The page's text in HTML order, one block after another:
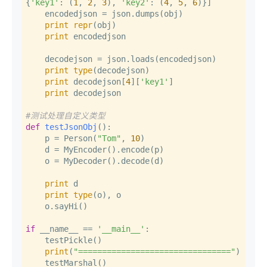
{ 'key1' : ( 1 , 2 , 3), 'key2' : (4, 5, 6)}]
print
repr(obj)
print encodedjson
print type(decodejson)
print decodejson[4][ 'key1' ]
print decodejson
#测试处理自定义类型
def testJsonObj ():
    p = Person(
"Tom" , 10)
print d
print type(o), o
if __name__ == '__main__' :
print ( "================================" )